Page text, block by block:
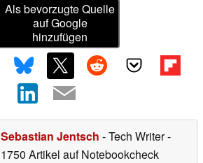
Als bevorzugte Quelle
auf Google
hinzufügen
Sebastian Jentsch - Tech Writer-
1750 Artikel auf Notebookcheck